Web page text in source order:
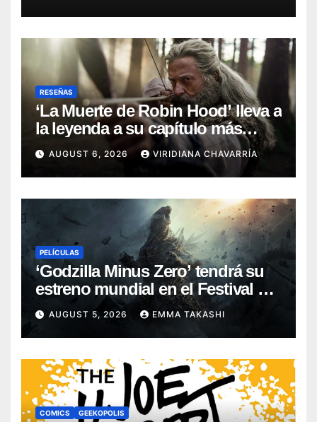
RESEÑAS
‘La Muerte de Robin Hood’ lleva a
la leyenda a su capítulo más
oscuro (Reseña)
AUGUST 6, 2026 VIRIDIANA CHAVARRÍA
PELÍCULAS
‘Godzilla Minus Zero’ tendrá su
estreno mundial en el Festival de
Cine de Nueva York
AUGUST 5, 2026 EMMA TAKASHI
COMICS GEEKOPOLIS